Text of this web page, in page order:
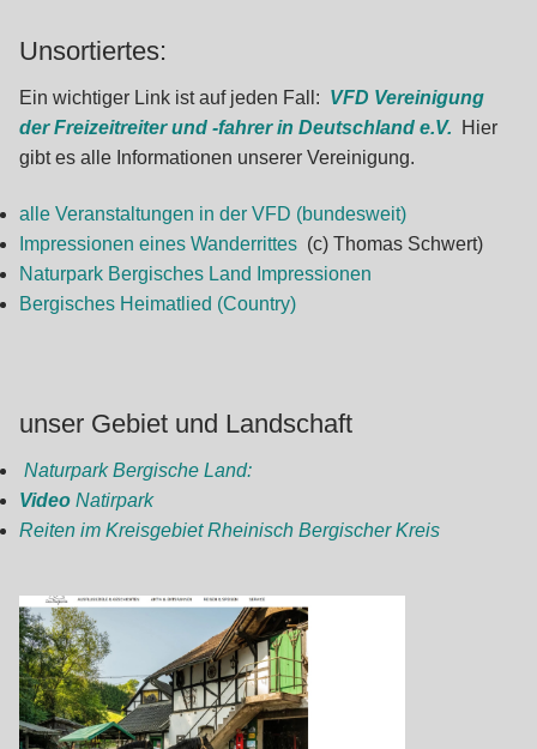
Unsortiertes:
Ein wichtiger Link ist auf jeden Fall: VFD Vereinigung
der Freizeitreiter und -fahrer in Deutschland e.V.
Hier
gibt es alle Informationen unserer Vereinigung.
alle Veranstaltungen in der VFD (bundesweit)
Impressionen eines Wanderrittes (c) Thomas Schwert)
Naturpark Bergisches Land Impressionen
Bergisches Heimatlied (Country)
unser Gebiet und Landschaft
Naturpark Bergische Land:
Video Natirpark
Reiten im Kreisgebiet Rheinisch Bergischer Kreis